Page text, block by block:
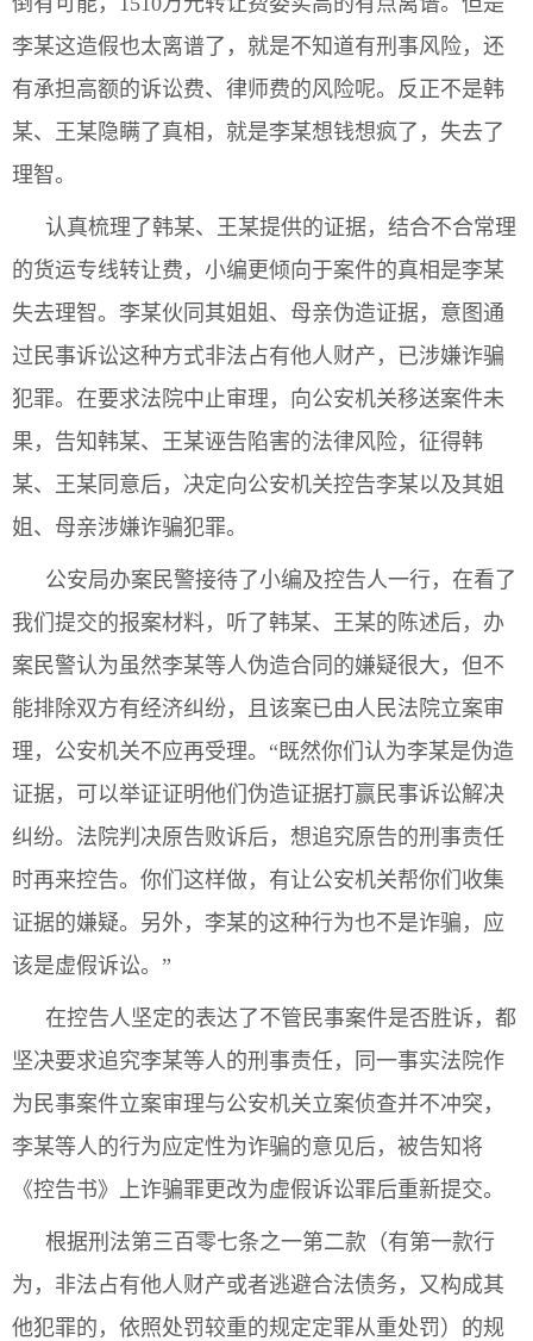
李某这造假也太离谱了，就是不知道有刑事风险，还
有承担高额的诉讼费、律师费的风险呢。反正不是韩
某、王某隐瞒了真相，就是李某想钱想疯了，失去了
理智。
认真梳理了韩某、王某提供的证据，结合不合常理
的货运专线转让费，小编更倾向于案件的真相是李某
失去理智。李某伙同其姐姐、母亲伪造证据，意图通
过民事诉讼这种方式非法占有他人财产，已涉嫌诈骗
犯罪。在要求法院中止审理，向公安机关移送案件未
果，告知韩某、王某诬告陷害的法律风险，征得韩
某、王某同意后，决定向公安机关控告李某以及其姐
姐、母亲涉嫌诈骗犯罪。
公安局办案民警接待了小编及控告人一行，在看了
我们提交的报案材料，听了韩某、王某的陈述后，办
案民警认为虽然李某等人伪造合同的嫌疑很大，但不
能排除双方有经济纠纷，且该案已由人民法院立案审
理，公安机关不应再受理。“既然你们认为李某是伪造
证据，可以举证证明他们伪造证据打赢民事诉讼解决
纠纷。法院判决原告败诉后，想追究原告的刑事责任
时再来控告。你们这样做，有让公安机关帮你们收集
证据的嫌疑。另外，李某的这种行为也不是诈骗，应
该是虚假诉讼。”
在控告人坚定的表达了不管民事案件是否胜诉，都
坚决要求追究李某等人的刑事责任，同一事实法院作
为民事案件立案审理与公安机关立案侦查并不冲突，
李某等人的行为应定性为诈骗的意见后，被告知将
《控告书》上诈骗罪更改为虚假诉讼罪后重新提交。
根据刑法第三百零七条之一第二款（有第一款行
为，非法占有他人财产或者逃避合法债务，又构成其
他犯罪的，依照处罚较重的规定定罪从重处罚）的规